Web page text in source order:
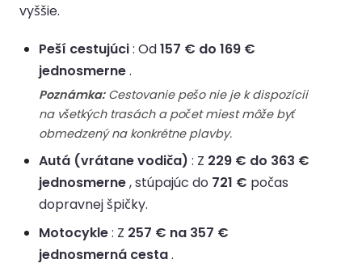
vyššie.
Peší cestujúci: Od157 € do 169 €
jednosmerne.
Poznámka:Cestovanie pešo nie je k dispozícii
na všetkých trasách a počet miest môže byť
obmedzený na konkrétne plavby.
Autá (vrátane vodiča) : Z 229 € do 363 €
jednosmerne, stúpajúc do 721 € počas
dopravnej špičky.
Motocykle: Z 257 € na 357 €
jednosmerná cesta.